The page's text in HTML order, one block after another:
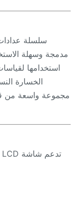
سلسلة عدادات
وسهلة الاستخدام
استخدامها لقياسات
الخسارة
واسعة من قياس